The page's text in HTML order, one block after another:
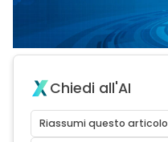
Chiedi all'AI
Riassumi questo articolo